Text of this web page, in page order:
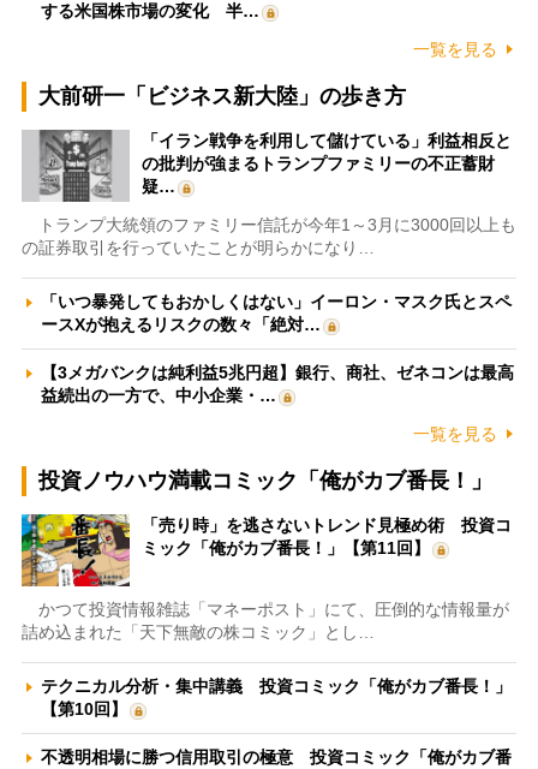
する米国株市場の変化 半…
一覧を見る
大前研一「ビジネス新大陸」の歩き方
「イラン戦争を利用して儲けている」利益相反と
の批判が強まるトランプファミリーの不正蓄財
疑…
トランプ大統領のファミリー信託が今年1～3月に3000回以上も
の証券取引を行っていたことが明らかになり…
「いつ暴発してもおかしくはない」イーロン・マスク氏とスペ
ースXが抱えるリスクの数々「絶対…
【3メガバンクは純利益5兆円超】銀行、商社、ゼネコンは最高
益続出の一方で、中小企業・…
一覧を見る
投資ノウハウ満載コミック「俺がカブ番長！」
「売り時」を逃さないトレンド見極め術 投資コ
ミック「俺がカブ番長！」【第11回】
かつて投資情報雑誌「マネーポスト」にて、圧倒的な情報量が
詰め込まれた「天下無敵の株コミック」とし…
テクニカル分析・集中講義 投資コミック「俺がカブ番長！」
【第10回】
不透明相場に勝つ信用取引の極意 投資コミック「俺がカブ番